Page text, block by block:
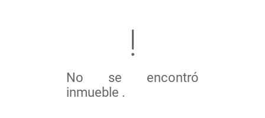
No se encontró
inmueble .